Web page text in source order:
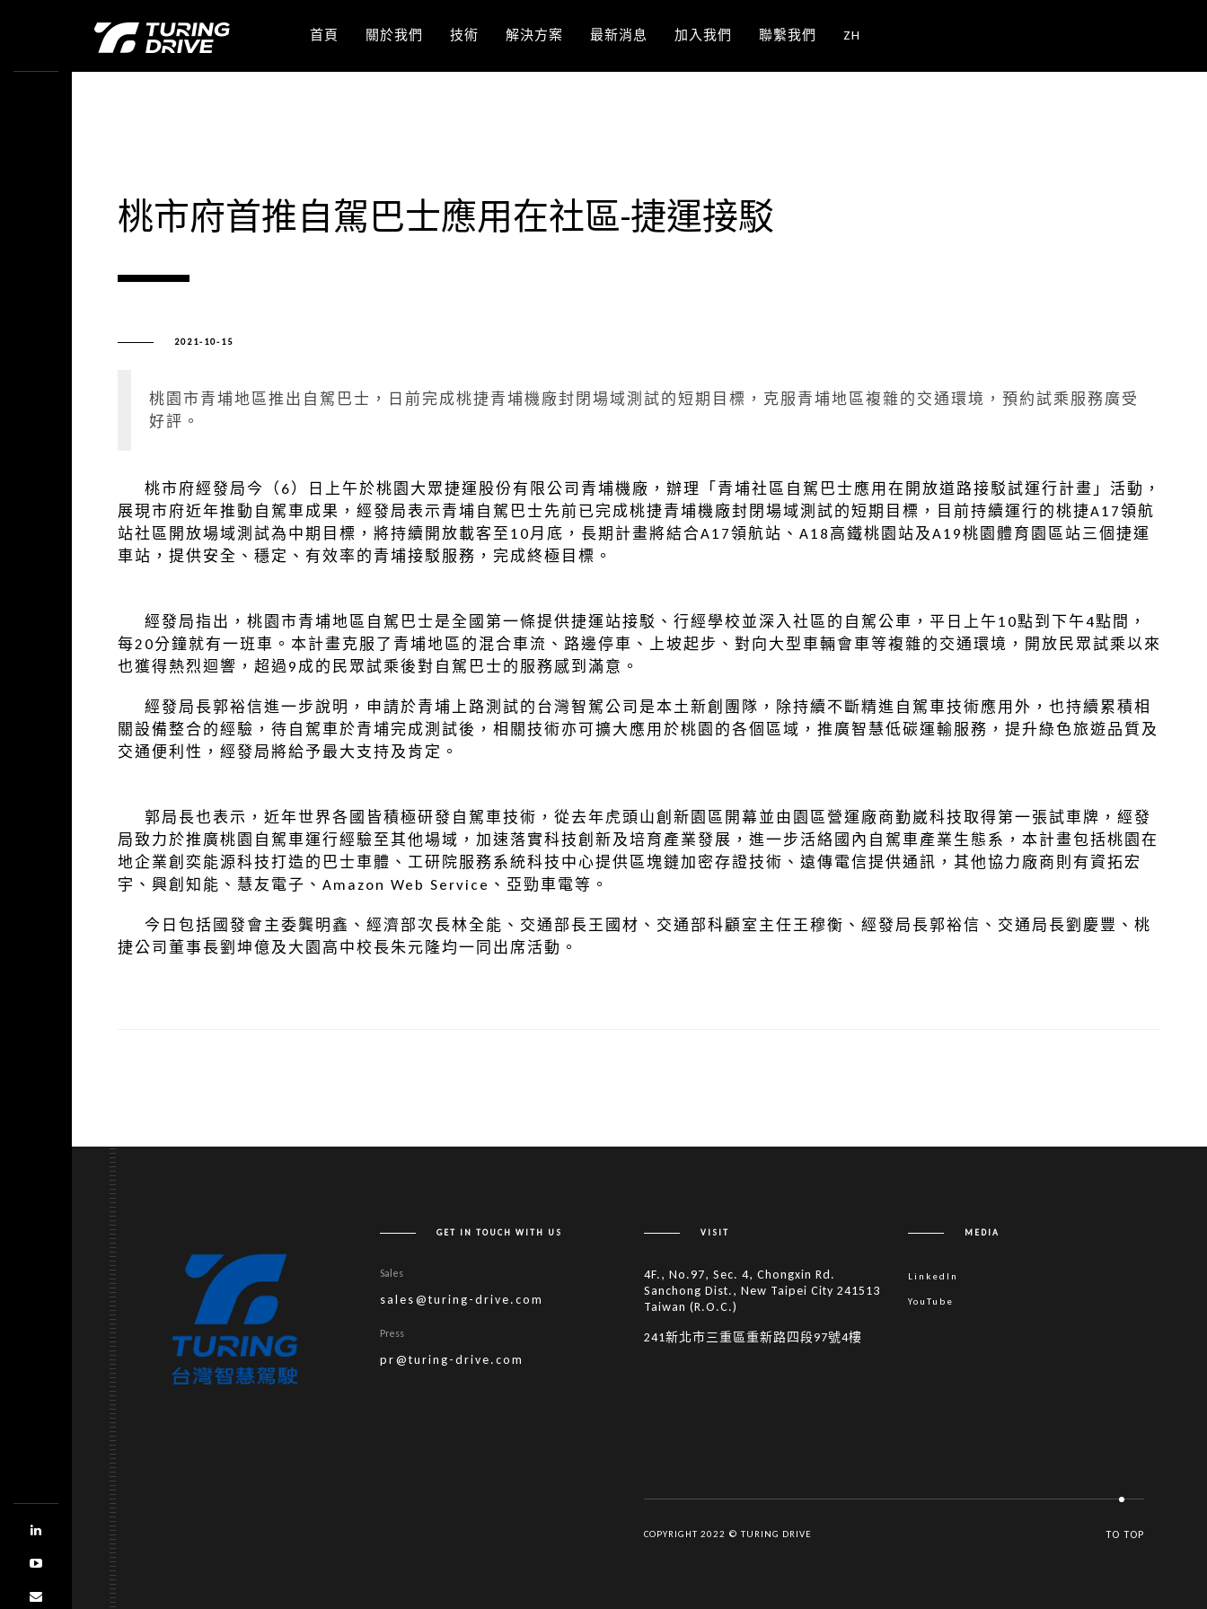
首頁 關於我們 技術 解決方案 最新消息 加入我們 聯繫我們 ZH
桃市府首推自駕巴士應用在社區-捷運接駁
2021-10-15
桃園市青埔地區推出自駕巴士，日前完成桃捷青埔機廠封閉場域測試的短期目標，克服青埔地區複雜的交通環境，預約試乘服務廣受
好評。
桃市府經發局今（6）日上午於桃園大眾捷運股份有限公司青埔機廠，辦理「青埔社區自駕巴士應用在開放道路接駁試運行計畫」活動，
展現市府近年推動自駕車成果，經發局表示青埔自駕巴士先前已完成桃捷青埔機廠封閉場域測試的短期目標，目前持續運行的桃捷A17領航
站社區開放場域測試為中期目標，將持續開放載客至10月底，長期計畫將結合A17領航站、A18高鐵桃園站及A19桃園體育園區站三個捷運
車站，提供安全、穩定、有效率的青埔接駁服務，完成終極目標。
經發局指出，桃園市青埔地區自駕巴士是全國第一條提供捷運站接駁、行經學校並深入社區的自駕公車，平日上午10點到下午4點間，
每20分鐘就有一班車。本計畫克服了青埔地區的混合車流、路邊停車、上坡起步、對向大型車輛會車等複雜的交通環境，開放民眾試乘以來
也獲得熱烈迴響，超過9成的民眾試乘後對自駕巴士的服務感到滿意。
經發局長郭裕信進一步說明，申請於青埔上路測試的台灣智駕公司是本土新創團隊，除持續不斷精進自駕車技術應用外，也持續累積相
關設備整合的經驗，待自駕車於青埔完成測試後，相關技術亦可擴大應用於桃園的各個區域，推廣智慧低碳運輸服務，提升綠色旅遊品質及
交通便利性，經發局將給予最大支持及肯定。
郭局長也表示，近年世界各國皆積極研發自駕車技術，從去年虎頭山創新園區開幕並由園區營運廠商勤崴科技取得第一張試車牌，經發
局致力於推廣桃園自駕車運行經驗至其他場域，加速落實科技創新及培育產業發展，進一步活絡國內自駕車產業生態系，本計畫包括桃園在
地企業創奕能源科技打造的巴士車體、工研院服務系統科技中心提供區塊鏈加密存證技術、遠傳電信提供通訊，其他協力廠商則有資拓宏
宇、興創知能、慧友電子、Amazon Web Service、亞勁車電等。
今日包括國發會主委龔明鑫、經濟部次長林全能、交通部長王國材、交通部科顧室主任王穆衡、經發局長郭裕信、交通局長劉慶豐、桃
捷公司董事長劉坤億及大園高中校長朱元隆均一同出席活動。
GET IN TOUCH WITH US
Sales
sales@turing-drive.com
Press
pr@turing-drive.com
VISIT
4F., No.97, Sec. 4, Chongxin Rd.
Sanchong Dist., New Taipei City 241513
Taiwan (R.O.C.)
241新北市三重區重新路四段97號4樓
MEDIA
LinkedIn
YouTube
COPYRIGHT 2022 © TURING DRIVE TO TOP